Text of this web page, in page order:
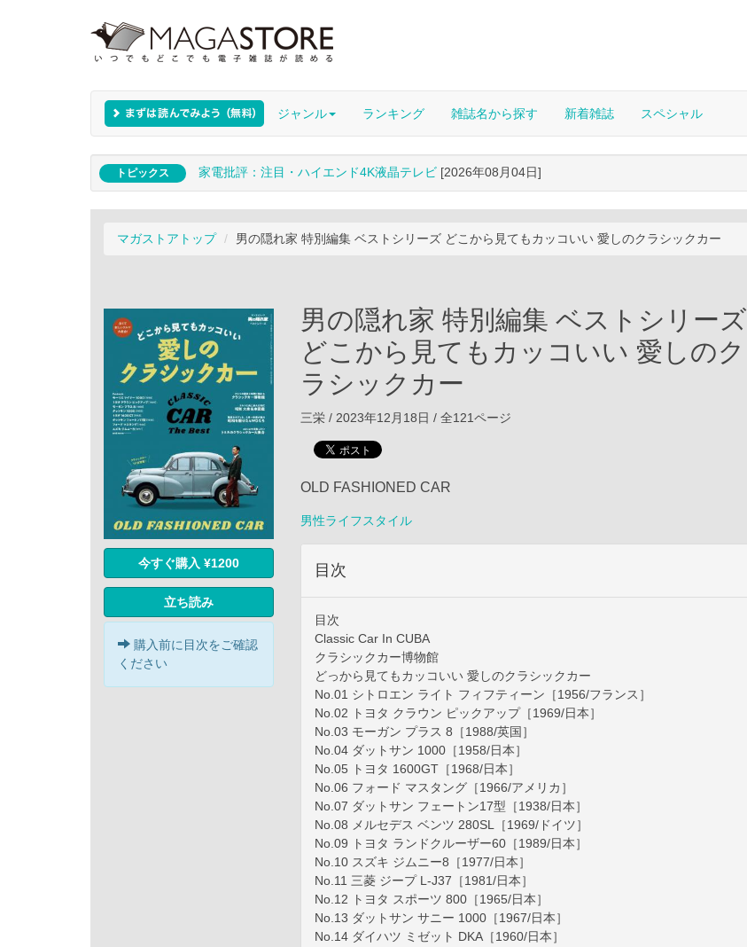
ジャンル ランキング 雑誌名から探す 新着雑誌 スペシャル
トピックス 家電批評：注目・ハイエンド4K液晶テレビ [2026年08月04日]
マガストアトップ 男の隠れ家 特別編集 ベストシリーズ どこから見てもカッコいい 愛しのクラシックカー
今すぐ購入 ¥1200
立ち読み
購入前に目次をご確認
ください
男の隠れ家 特別編集 ベストシリーズ
どこから見てもカッコいい 愛しのク
ラシックカー
三栄 / 2023年12月18日 / 全121ページ
OLD FASHIONED CAR
男性ライフスタイル
目次
目次
Classic Car In CUBA
クラシックカー博物館
どっから見てもカッコいい 愛しのクラシックカー
No.01 シトロエン ライト フィフティーン［1956/フランス］
No.02 トヨタ クラウン ピックアップ［1969/日本］
No.03 モーガン プラス 8［1988/英国］
No.04 ダットサン 1000［1958/日本］
No.05 トヨタ 1600GT［1968/日本］
No.06 フォード マスタング［1966/アメリカ］
No.07 ダットサン フェートン17型［1938/日本］
No.08 メルセデス ベンツ 280SL［1969/ドイツ］
No.09 トヨタ ランドクルーザー60［1989/日本］
No.10 スズキ ジムニー8［1977/日本］
No.11 三菱 ジープ L-J37［1981/日本］
No.12 トヨタ スポーツ 800［1965/日本］
No.13 ダットサン サニー 1000［1967/日本］
No.14 ダイハツ ミゼット DKA［1960/日本］